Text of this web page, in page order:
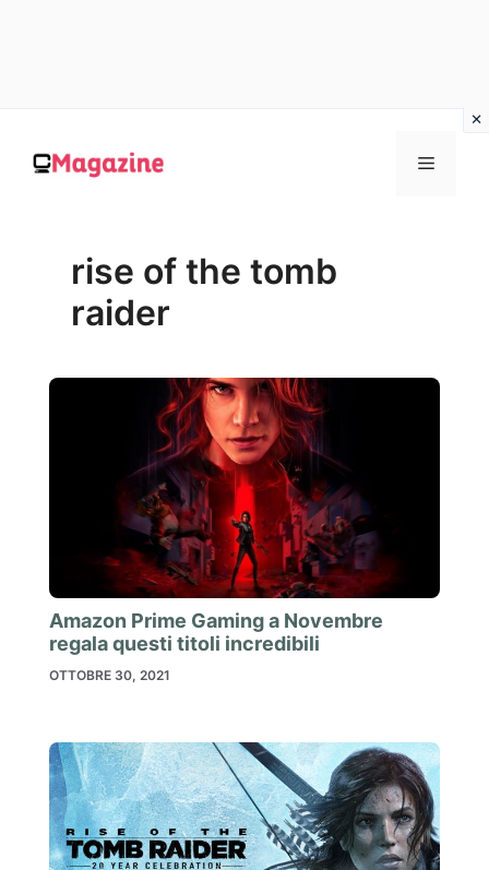
contenuto
MENU
rise of the tomb
raider
Amazon Prime Gaming a Novembre
regala questi titoli incredibili
OTTOBRE 30, 2021